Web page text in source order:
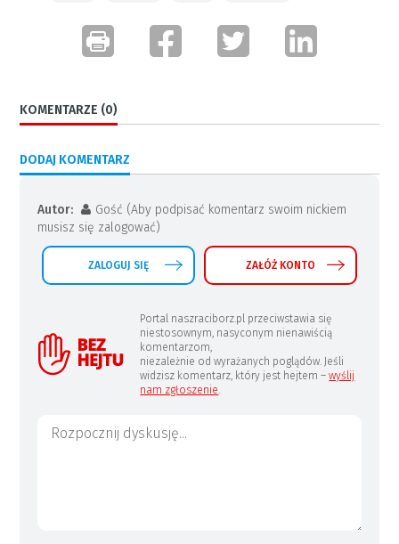
KOMENTARZE (0)
DODAJ KOMENTARZ
Autor:
Gość (Aby podpisać komentarz swoim nickiem
musisz się zalogować)
ZALOGUJ SIĘ ZAŁÓŻ KONTO
Portal naszraciborz.pl przeciwstawia się
niestosownym, nasyconym nienawiścią
komentarzom,
niezależnie od wyrażanych poglądów. Jeśli
widzisz komentarz, który jest hejtem –wyślij
nam zgłoszenie.